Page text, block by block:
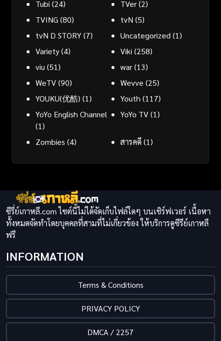
Tubi (24) TVer(2)
TVING (80) tvN (5)
tvN D STORY(7) Uncategorized (1)
Variety(4) Viki (258)
viu (51) war(13)
WeTV(90) Wevve (25)
YOUKU(优酷) (1) Youth (117)
YoYo English Channel
(1)
YoYo TV(1)
Zombies (4) สารคดี(1)
ซีรี่ย์เกาหลี.com ไซต์นี้ไม่ได้จัดเก็บไฟล์ใดๆ บนเซิร์ฟเวอร์ เนื้อหา
ทั้งหมดจัดทำโดยบุคคลที่สามที่ไม่เกี่ยวข้อง ให้บริการดูซีรีย์เกาหลี
ฟรี
INFORMATION
Terms & Conditions
PRIVACY POLICY
DMCA / 2257